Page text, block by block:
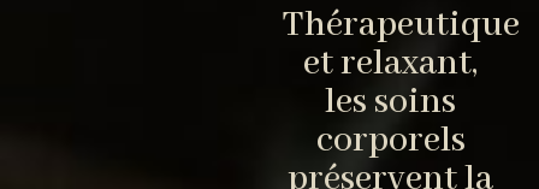
Thérapeutique
et relaxant,
les soins
corporels
préservent la